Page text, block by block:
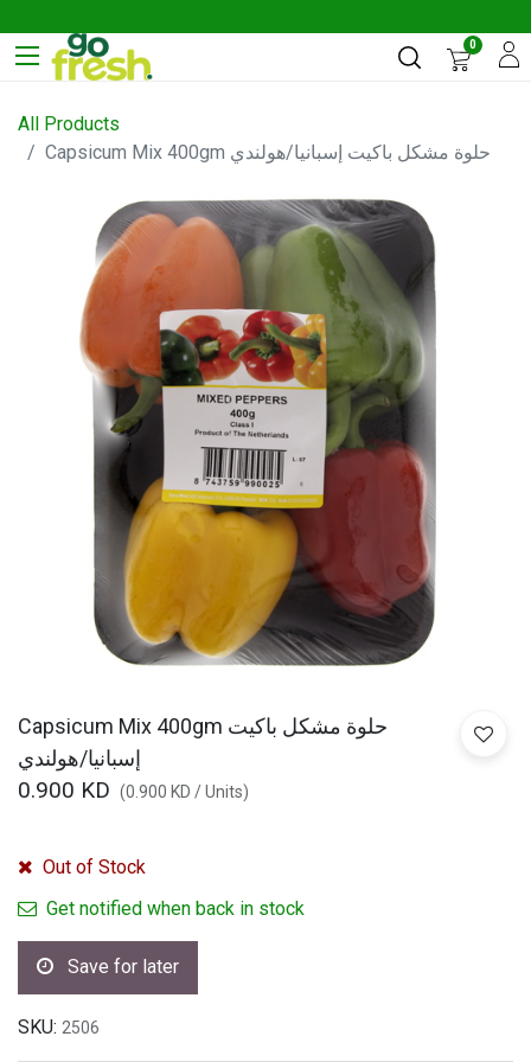
0
All Products
Capsicum Mix 400gm حلوة مشكل باكيت إسبانيا/هولندي
Capsicum Mix 400gm حلوة مشكل باكيت
إسبانيا/هولندي
0.900 KD (0.900 KD /Units)
Out of Stock
Get notified when back in stock
Save for later
SKU: 2506